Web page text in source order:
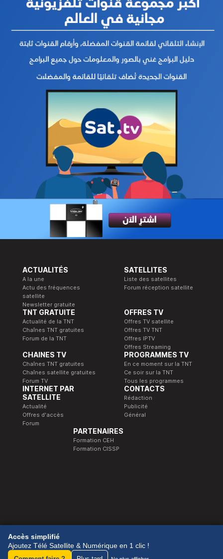
ACTUALITÉS
A la une
Actu des fréquences
satellite
Newsletter gratuite
SATELLITES
Liste des satellites
Forum réception satellite
TNT GRATUITE
Actualité de la TNT
Chaînes TNT gratuites
Forum de la TNT
OFFRES TV
Offres TV satellite
Offres TV TNT
Offres IPTV
Offres Streaming
CHAINES TV
Chaînes TNT gratuites
Chaînes satellite gratuites
Forum TV
PROGRAMMES TV
En ce moment sur la TNT
Ce soir sur la TNT
Tous les programmes
INTERNET PAR
SATELLITE
Actualité
Offres d'accès
Forum
CONTACTS
Rédaction
Publicité
Général
PARTENAIRES
Formation CEH
Formation CISSP
© 1989-2026 Télé Satellite et Numérique.
Accès simplifié
Ajoutez Télé Satellite & Numérique en 1 clic !